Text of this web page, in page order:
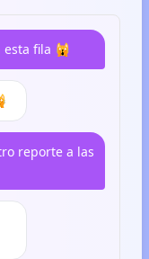
esta fila 🙀
reporte a las